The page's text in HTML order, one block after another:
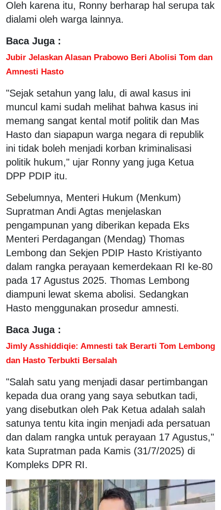
Oleh karena itu, Ronny berharap hal serupa tak
dialami oleh warga lainnya.
Baca Juga :
Jubir Jelaskan Alasan Prabowo Beri Abolisi Tom dan
Amnesti Hasto
"Sejak setahun yang lalu, di awal kasus ini
muncul kami sudah melihat bahwa kasus ini
memang sangat kental motif politik dan Mas
Hasto dan siapapun warga negara di republik
ini tidak boleh menjadi korban kriminalisasi
politik hukum," ujar Ronny yang juga Ketua
DPP PDIP itu.
Sebelumnya, Menteri Hukum (Menkum)
Supratman Andi Agtas menjelaskan
pengampunan yang diberikan kepada Eks
Menteri Perdagangan (Mendag) Thomas
Lembong dan Sekjen PDIP Hasto Kristiyanto
dalam rangka perayaan kemerdekaan RI ke-80
pada 17 Agustus 2025. Thomas Lembong
diampuni lewat skema abolisi. Sedangkan
Hasto menggunakan prosedur amnesti.
Baca Juga :
Jimly Asshiddiqie: Amnesti tak Berarti Tom Lembong
dan Hasto Terbukti Bersalah
"Salah satu yang menjadi dasar pertimbangan
kepada dua orang yang saya sebutkan tadi,
yang disebutkan oleh Pak Ketua adalah salah
satunya tentu kita ingin menjadi ada persatuan
dan dalam rangka untuk perayaan 17 Agustus,"
kata Supratman pada Kamis (31/7/2025) di
Kompleks DPR RI.